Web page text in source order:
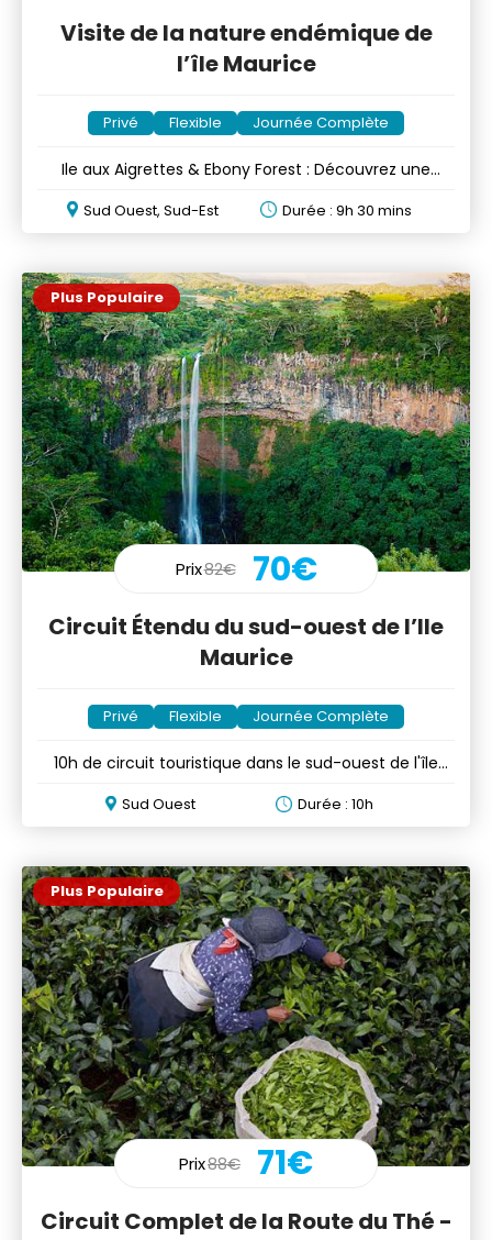
Visite de la nature endémique de
l’île Maurice
Privé Flexible Journée Complète
Ile aux Aigrettes & Ebony Forest : Découvrez une
Sud Ouest, Sud-Est Durée : 9h 30 mins
Plus Populaire
Prix82€ 70€
Circuit Étendu du sud-ouest de l’Ile
Maurice
Privé Flexible Journée Complète
10h de circuit touristique dans le sud-ouest de l'île
Sud Ouest Durée : 10h
Plus Populaire
Prix88€ 71€
Circuit Complet de la Route du Thé -